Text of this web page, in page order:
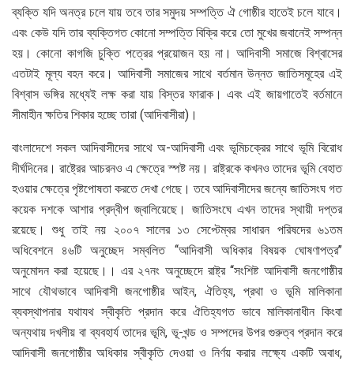
ব্যক্তি যদি অনত্র চলে যায় তবে তার সমুদয় সম্পত্তি ঐ গোষ্ঠীর হাতেই চলে যাবে।
এবং কেউ যদি তার ব্যক্তিগত কোনো সম্পত্তি বিক্রি করে তো মুখের জবানেই সম্পন্ন
হয়। কোনো কাগজি চুক্তি পত্রের প্রয়োজন হয় না। আদিবাসী সমাজে বিশ্বাসের
এতটাই মূল্য বহন করে। আদিবাসী সমাজের সাথে বর্তমান উন্নত জাতিসমূহের এই
বিশ্বাস ভঙ্গির মধ্যেই লক্ষ করা যায় বিস্তর ফারাক। এবং এই জায়গাতেই বর্তমানে
সীমাহীন ক্ষতির শিকার হচ্ছে তারা (আদিবাসীরা)।
বাংলাদেশে সকল আদিবাসীদের সাথে অ-আদিবাসী এবং ভূমিচক্রের সাথে ভূমি বিরোধ
দীর্ঘদিনের। রাষ্ট্রের আচরনও এ ক্ষেত্রে স্পষ্ট নয়। রাষ্ট্রকে কখনও তাদের ভূমি বেহাত
হওয়ার ক্ষেত্রে পৃষ্টপোষতা করতে দেখা গেছে। তবে আদিবাসীদের জন্যে জাতিসংঘ গত
কয়েক দশকে আশার প্রদ্বীপ জ্বালিয়েছে। জাতিসংঘে এখন তাদের স্থায়ী দপ্তর
রয়েছে। শুধু তাই নয় ২০০৭ সালের ১৩ সেপ্টেম্বর সাধারন পরিষদের ৬১তম
অধিবেশনে ৪৬টি অনুচ্ছেদ সম্বলিত ‘‘আদিবাসী অধিকার বিষয়ক ঘোষণাপত্র’’
অনুমোদন করা হয়েছে।। এর ২৭নং অনুচ্ছেদে রাষ্ট্র ‘‘সংশিষ্ট আদিবাসী জনগোষ্ঠীর
সাথে যৌথভাবে আদিবাসী জনগোষ্ঠীর আইন, ঐতিহ্য, প্রথা ও ভূমি মালিকানা
ব্যবস্থাপনার যথাযথ স্বীকৃতি প্রদান করে ঐতিহ্যগত ভাবে মালিকানাধীন কিংবা
অন্যথায় দখলীয় বা ব্যবহার্য তাদের ভূমি, ভূ-খন্ড ও সম্পদের উপর গুরুত্ব প্রদান করে
আদিবাসী জনগোষ্ঠীর অধিকার স্বীকৃতি দেওয়া ও নির্ণয় করার লক্ষ্যে একটি অবাধ,